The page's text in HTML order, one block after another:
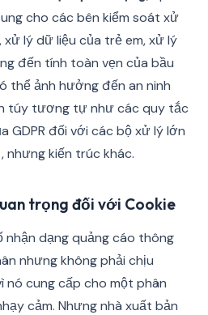
cho các bên kiểm soát xử
lý dữ liệu của trẻ em, xử lý
đến tính toàn vẹn của bầu
thể ảnh hưởng đến an ninh
túy tương tự như các quy tắc
GDPR đối với các bộ xử lý lớn
nhưng kiến trúc khác.
trọng đối với Cookie
dạng quảng cáo thông
nhưng không phải chịu
nó cung cấp cho một phân
cảm. Nhưng nhà xuất bản